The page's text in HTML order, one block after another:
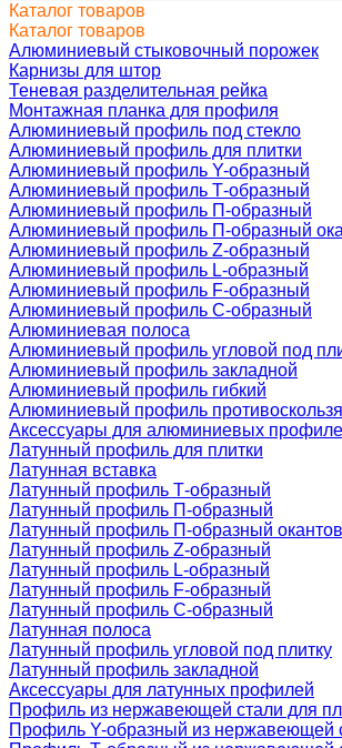
Каталог товаров
Каталог товаров
Алюминиевый стыковочный порожек
Карнизы для штор
Теневая разделительная рейка
Монтажная планка для профиля
Алюминиевый профиль под стекло
Алюминиевый профиль для плитки
Алюминиевый профиль Y-образный
Алюминиевый профиль Т-образный
Алюминиевый профиль П-образный
Алюминиевый профиль П-образный
Алюминиевый профиль Z-образный
Алюминиевый профиль L-образный
Алюминиевый профиль F-образный
Алюминиевый профиль C-образный
Алюминиевая полоса
Алюминиевый профиль угловой под
Алюминиевый профиль закладной
Алюминиевый профиль гибкий
Алюминиевый профиль
Аксессуары для алюминиевых
Латунный профиль для плитки
Латунная вставка
Латунный профиль Т-образный
Латунный профиль П-образный
Латунный профиль П-образный
Латунный профиль Z-образный
Латунный профиль L-образный
Латунный профиль F-образный
Латунный профиль C-образный
Латунная полоса
Латунный профиль угловой под плитку
Латунный профиль закладной
Аксессуары для латунных профилей
Профиль из нержавеющей стали для
Профиль Y-образный из нержавеющей